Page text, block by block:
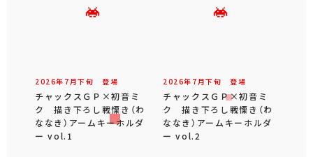
2026年 7 月下旬 登場
チャックスＧＰ×初音ミ
ク 描き下ろし戦慄き（わ
ななき）アームキーホルダ
ー vol.1
2026年 7 月下旬 登場
チャックスＧＰ×初音ミ
ク 描き下ろし戦慄き（わ
ななき）アームキーホルダ
ー vol.2